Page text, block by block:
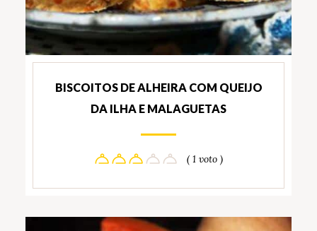
BISCOITOS DE ALHEIRA COM QUEIJO
DA ILHA E MALAGUETAS
( 1 voto )